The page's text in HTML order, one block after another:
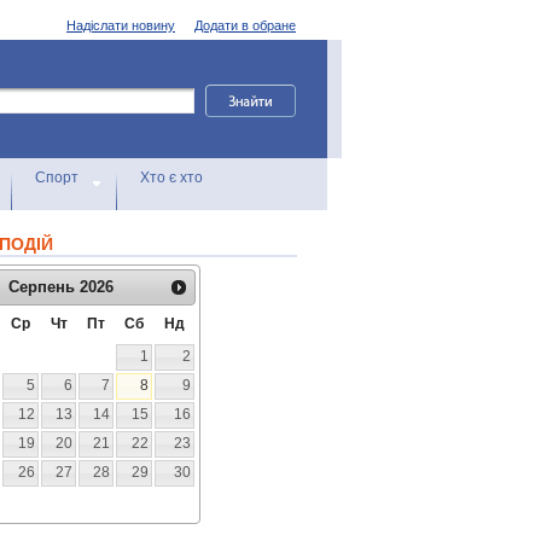
Додати в обране
Надіслати новину
Спорт Хто є хто
Серпень 2026
Ср Чт Пт Сб
Нд
1
2
5 6 7 8
9
12 13 14 15
16
19 20 21 22
23
26 27 28 29
30